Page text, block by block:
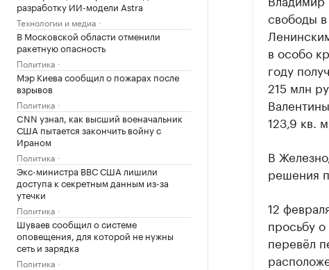
разработку ИИ-модели Astra
Технологии и медиа
В Московской области отменили
ракетную опасность
Политика
Мэр Киева сообщил о пожарах после
взрывов
Политика
CNN узнал, как высший военачальник
США пытается закончить войну с
Ираном
Политика
Экс-министра ВВС США лишили
доступа к секретным данным из-за
утечки
Политика
Шуваев сообщил о системе
оповещения, для которой не нужны
сеть и зарядка
Политика
свободы
в особо
году
215 млн
123,9 кв.
В
решения
12
просьбу
перевёл